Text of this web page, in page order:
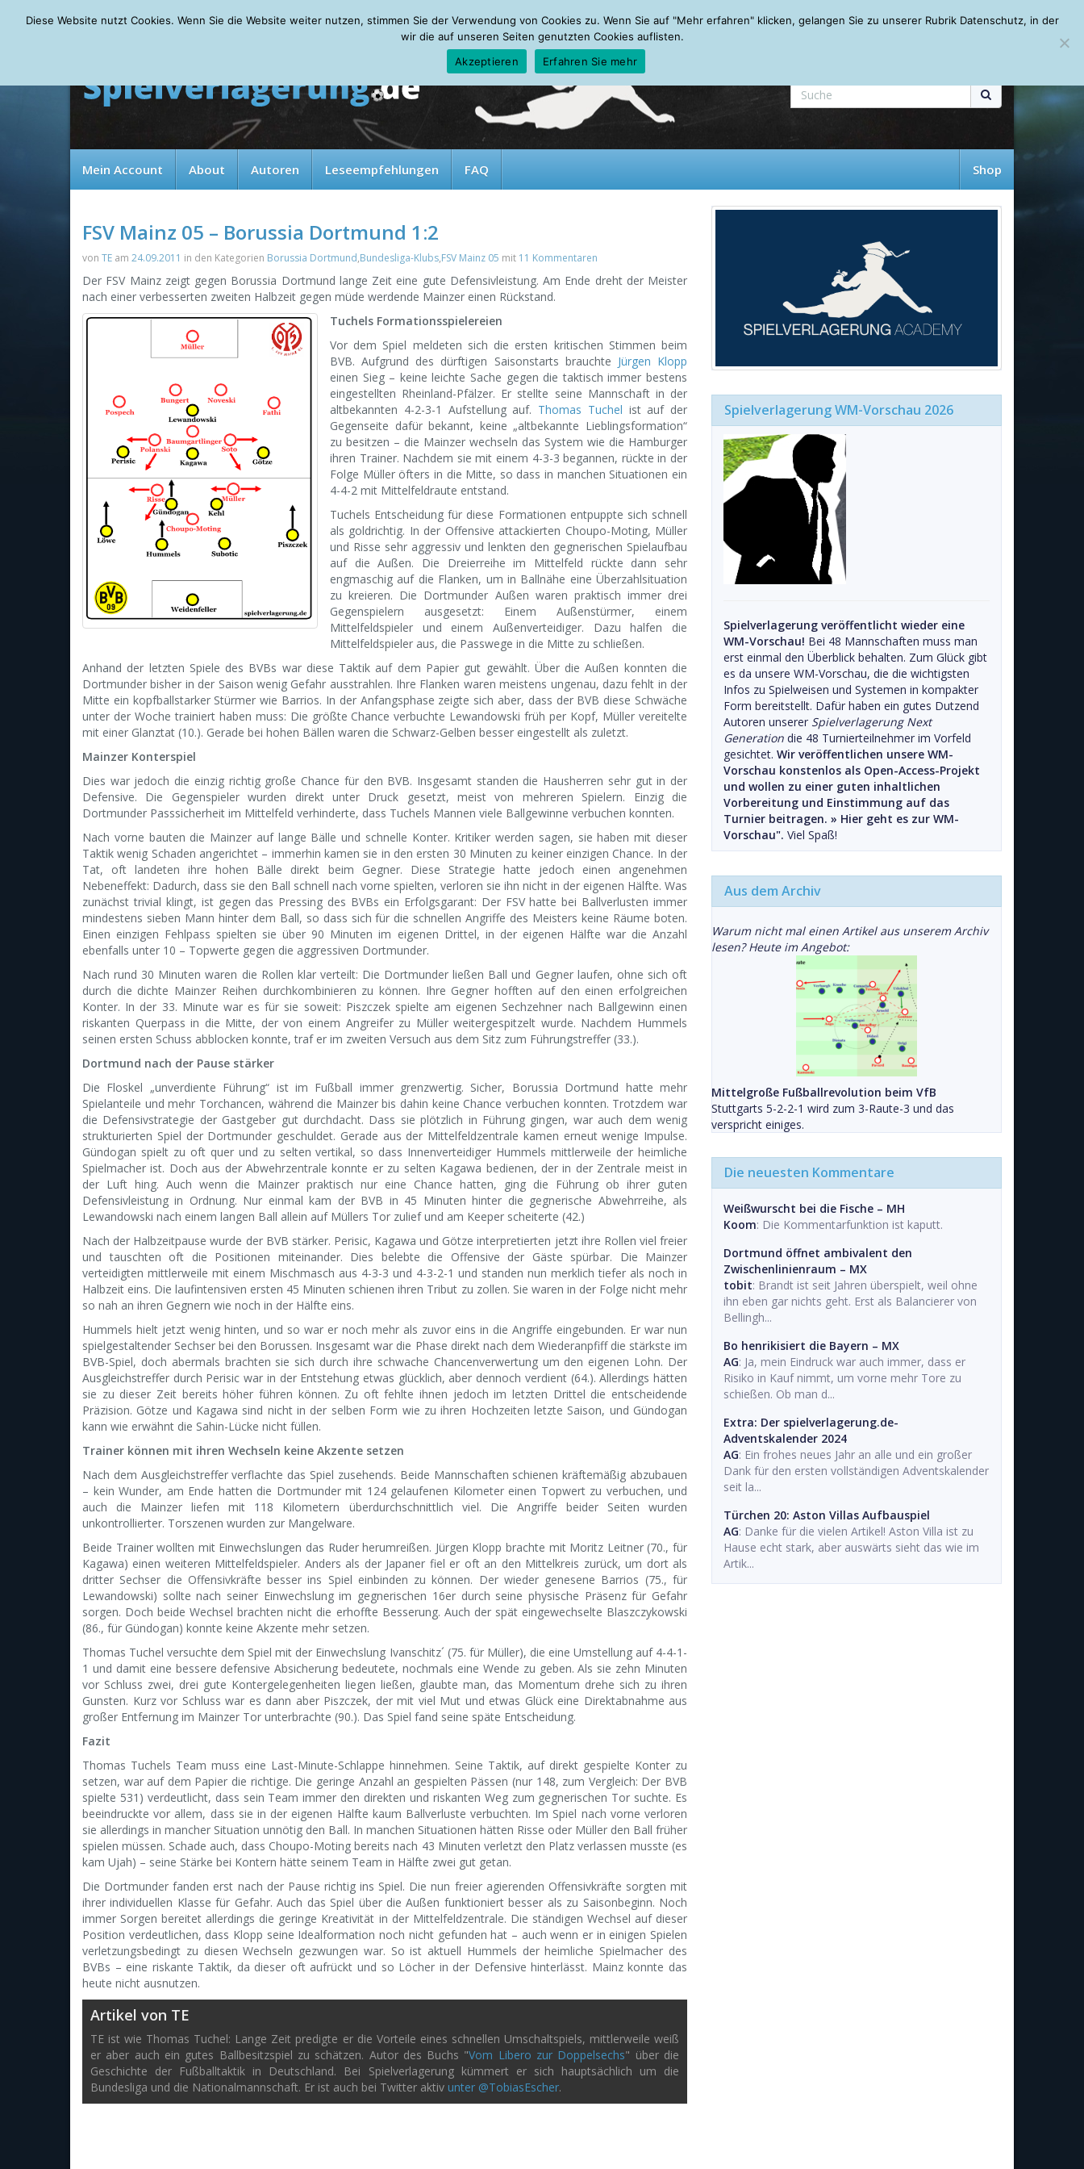
Thursday, 06.08.2026 Mein Account About Autoren Leseempfehlungen FAQ
Mein Account About Autoren Leseempfehlungen FAQ Shop
FSV Mainz 05 – Borussia Dortmund 1:2
von TE am 24.09.2011 in den Kategorien Borussia Dortmund,Bundesliga-Klubs,FSV Mainz 05 mit 11 Kommentaren
Der FSV Mainz zeigt gegen Borussia Dortmund lange Zeit eine gute Defensivleistung. Am Ende dreht der Meister
nach einer verbesserten zweiten Halbzeit gegen müde werdende Mainzer einen Rückstand.
Tuchels Formationsspielereien
Vor dem Spiel meldeten sich die ersten kritischen Stimmen beim
BVB. Aufgrund des dürftigen Saisonstarts brauchte Jürgen Klopp
einen Sieg – keine leichte Sache gegen die taktisch immer bestens
eingestellten Rheinland-Pfälzer. Er stellte seine Mannschaft in der
altbekannten 4-2-3-1 Aufstellung auf. Thomas Tuchel ist auf der
Gegenseite dafür bekannt, keine „altbekannte Lieblingsformation“
zu besitzen – die Mainzer wechseln das System wie die Hamburger
ihren Trainer. Nachdem sie mit einem 4-3-3 begannen, rückte in der
Folge Müller öfters in die Mitte, so dass in manchen Situationen ein
4-4-2 mit Mittelfeldraute entstand.
Tuchels Entscheidung für diese Formationen entpuppte sich schnell
als goldrichtig. In der Offensive attackierten Choupo-Moting, Müller
und Risse sehr aggressiv und lenkten den gegnerischen Spielaufbau
auf die Außen. Die Dreierreihe im Mittelfeld rückte dann sehr
engmaschig auf die Flanken, um in Ballnähe eine Überzahlsituation
zu kreieren. Die Dortmunder Außen waren praktisch immer drei
Gegenspielern ausgesetzt: Einem Außenstürmer, einem
Mittelfeldspieler und einem Außenverteidiger. Dazu halfen die
Mittelfeldspieler aus, die Passwege in die Mitte zu schließen.
Anhand der letzten Spiele des BVBs war diese Taktik auf dem Papier gut gewählt. Über die Außen konnten die
Dortmunder bisher in der Saison wenig Gefahr ausstrahlen. Ihre Flanken waren meistens ungenau, dazu fehlt in der
Mitte ein kopfballstarker Stürmer wie Barrios. In der Anfangsphase zeigte sich aber, dass der BVB diese Schwäche
unter der Woche trainiert haben muss: Die größte Chance verbuchte Lewandowski früh per Kopf, Müller vereitelte
mit einer Glanztat (10.). Gerade bei hohen Bällen waren die Schwarz-Gelben besser eingestellt als zuletzt.
Mainzer Konterspiel
Dies war jedoch die einzig richtig große Chance für den BVB. Insgesamt standen die Hausherren sehr gut in der
Defensive. Die Gegenspieler wurden direkt unter Druck gesetzt, meist von mehreren Spielern. Einzig die
Dortmunder Passsicherheit im Mittelfeld verhinderte, dass Tuchels Mannen viele Ballgewinne verbuchen konnten.
Nach vorne bauten die Mainzer auf lange Bälle und schnelle Konter. Kritiker werden sagen, sie haben mit dieser
Taktik wenig Schaden angerichtet – immerhin kamen sie in den ersten 30 Minuten zu keiner einzigen Chance. In der
Tat, oft landeten ihre hohen Bälle direkt beim Gegner. Diese Strategie hatte jedoch einen angenehmen
Nebeneffekt: Dadurch, dass sie den Ball schnell nach vorne spielten, verloren sie ihn nicht in der eigenen Hälfte. Was
zunächst trivial klingt, ist gegen das Pressing des BVBs ein Erfolgsgarant: Der FSV hatte bei Ballverlusten immer
mindestens sieben Mann hinter dem Ball, so dass sich für die schnellen Angriffe des Meisters keine Räume boten.
Einen einzigen Fehlpass spielten sie über 90 Minuten im eigenen Drittel, in der eigenen Hälfte war die Anzahl
ebenfalls unter 10 – Topwerte gegen die aggressiven Dortmunder.
Nach rund 30 Minuten waren die Rollen klar verteilt: Die Dortmunder ließen Ball und Gegner laufen, ohne sich oft
durch die dichte Mainzer Reihen durchkombinieren zu können. Ihre Gegner hofften auf den einen erfolgreichen
Konter. In der 33. Minute war es für sie soweit: Piszczek spielte am eigenen Sechzehner nach Ballgewinn einen
riskanten Querpass in die Mitte, der von einem Angreifer zu Müller weitergespitzelt wurde. Nachdem Hummels
seinen ersten Schuss abblocken konnte, traf er im zweiten Versuch aus dem Sitz zum Führungstreffer (33.).
Dortmund nach der Pause stärker
Die Floskel „unverdiente Führung“ ist im Fußball immer grenzwertig. Sicher, Borussia Dortmund hatte mehr
Spielanteile und mehr Torchancen, während die Mainzer bis dahin keine Chance verbuchen konnten. Trotzdem war
die Defensivstrategie der Gastgeber gut durchdacht. Dass sie plötzlich in Führung gingen, war auch dem wenig
strukturierten Spiel der Dortmunder geschuldet. Gerade aus der Mittelfeldzentrale kamen erneut wenige Impulse.
Gündogan spielt zu oft quer und zu selten vertikal, so dass Innenverteidiger Hummels mittlerweile der heimliche
Spielmacher ist. Doch aus der Abwehrzentrale konnte er zu selten Kagawa bedienen, der in der Zentrale meist in
der Luft hing. Auch wenn die Mainzer praktisch nur eine Chance hatten, ging die Führung ob ihrer guten
Defensivleistung in Ordnung. Nur einmal kam der BVB in 45 Minuten hinter die gegnerische Abwehrreihe, als
Lewandowski nach einem langen Ball allein auf Müllers Tor zulief und am Keeper scheiterte (42.)
Nach der Halbzeitpause wurde der BVB stärker. Perisic, Kagawa und Götze interpretierten jetzt ihre Rollen viel freier
und tauschten oft die Positionen miteinander. Dies belebte die Offensive der Gäste spürbar. Die Mainzer
verteidigten mittlerweile mit einem Mischmasch aus 4-3-3 und 4-3-2-1 und standen nun merklich tiefer als noch in
Halbzeit eins. Die laufintensiven ersten 45 Minuten schienen ihren Tribut zu zollen. Sie waren in der Folge nicht mehr
so nah an ihren Gegnern wie noch in der Hälfte eins.
Hummels hielt jetzt wenig hinten, und so war er noch mehr als zuvor eins in die Angriffe eingebunden. Er war nun
spielgestaltender Sechser bei den Borussen. Insgesamt war die Phase direkt nach dem Wiederanpfiff die stärkste im
BVB-Spiel, doch abermals brachten sie sich durch ihre schwache Chancenverwertung um den eigenen Lohn. Der
Ausgleichstreffer durch Perisic war in der Entstehung etwas glücklich, aber dennoch verdient (64.). Allerdings hätten
sie zu dieser Zeit bereits höher führen können. Zu oft fehlte ihnen jedoch im letzten Drittel die entscheidende
Präzision. Götze und Kagawa sind nicht in der selben Form wie zu ihren Hochzeiten letzte Saison, und Gündogan
kann wie erwähnt die Sahin-Lücke nicht füllen.
Trainer können mit ihren Wechseln keine Akzente setzen
Nach dem Ausgleichstreffer verflachte das Spiel zusehends. Beide Mannschaften schienen kräftemäßig abzubauen
– kein Wunder, am Ende hatten die Dortmunder mit 124 gelaufenen Kilometer einen Topwert zu verbuchen, und
auch die Mainzer liefen mit 118 Kilometern überdurchschnittlich viel. Die Angriffe beider Seiten wurden
unkontrollierter. Torszenen wurden zur Mangelware.
Beide Trainer wollten mit Einwechslungen das Ruder herumreißen. Jürgen Klopp brachte mit Moritz Leitner (70., für
Kagawa) einen weiteren Mittelfeldspieler. Anders als der Japaner fiel er oft an den Mittelkreis zurück, um dort als
dritter Sechser die Offensivkräfte besser ins Spiel einbinden zu können. Der wieder genesene Barrios (75., für
Lewandowski) sollte nach seiner Einwechslung im gegnerischen 16er durch seine physische Präsenz für Gefahr
sorgen. Doch beide Wechsel brachten nicht die erhoffte Besserung. Auch der spät eingewechselte Blaszczykowski
(86., für Gündogan) konnte keine Akzente mehr setzen.
Thomas Tuchel versuchte dem Spiel mit der Einwechslung Ivanschitz´ (75. für Müller), die eine Umstellung auf 4-4-1-
1 und damit eine bessere defensive Absicherung bedeutete, nochmals eine Wende zu geben. Als sie zehn Minuten
vor Schluss zwei, drei gute Kontergelegenheiten liegen ließen, glaubte man, das Momentum drehe sich zu ihren
Gunsten. Kurz vor Schluss war es dann aber Piszczek, der mit viel Mut und etwas Glück eine Direktabnahme aus
großer Entfernung im Mainzer Tor unterbrachte (90.). Das Spiel fand seine späte Entscheidung.
Fazit
Thomas Tuchels Team muss eine Last-Minute-Schlappe hinnehmen. Seine Taktik, auf direkt gespielte Konter zu
setzen, war auf dem Papier die richtige. Die geringe Anzahl an gespielten Pässen (nur 148, zum Vergleich: Der BVB
spielte 531) verdeutlicht, dass sein Team immer den direkten und riskanten Weg zum gegnerischen Tor suchte. Es
beeindruckte vor allem, dass sie in der eigenen Hälfte kaum Ballverluste verbuchten. Im Spiel nach vorne verloren
sie allerdings in mancher Situation unnötig den Ball. In manchen Situationen hätten Risse oder Müller den Ball früher
spielen müssen. Schade auch, dass Choupo-Moting bereits nach 43 Minuten verletzt den Platz verlassen musste (es
kam Ujah) – seine Stärke bei Kontern hätte seinem Team in Hälfte zwei gut getan.
Die Dortmunder fanden erst nach der Pause richtig ins Spiel. Die nun freier agierenden Offensivkräfte sorgten mit
ihrer individuellen Klasse für Gefahr. Auch das Spiel über die Außen funktioniert besser als zu Saisonbeginn. Noch
immer Sorgen bereitet allerdings die geringe Kreativität in der Mittelfeldzentrale. Die ständigen Wechsel auf dieser
Position verdeutlichen, dass Klopp seine Idealformation noch nicht gefunden hat – auch wenn er in einigen Spielen
verletzungsbedingt zu diesen Wechseln gezwungen war. So ist aktuell Hummels der heimliche Spielmacher des
BVBs – eine riskante Taktik, da dieser oft aufrückt und so Löcher in der Defensive hinterlässt. Mainz konnte das
heute nicht ausnutzen.
Artikel von TE
TE ist wie Thomas Tuchel: Lange Zeit predigte er die Vorteile eines schnellen Umschaltspiels, mittlerweile weiß
er aber auch ein gutes Ballbesitzspiel zu schätzen. Autor des Buchs "Vom Libero zur Doppelsechs" über die
Geschichte der Fußballtaktik in Deutschland. Bei Spielverlagerung kümmert er sich hauptsächlich um die
Bundesliga und die Nationalmannschaft. Er ist auch bei Twitter aktiv unter @TobiasEscher.
Spielverlagerung WM-Vorschau 2026
Spielverlagerung veröffentlicht wieder eine
WM-Vorschau! Bei 48 Mannschaften muss man
erst einmal den Überblick behalten. Zum Glück gibt
es da unsere WM-Vorschau, die die wichtigsten
Infos zu Spielweisen und Systemen in kompakter
Form bereitstellt. Dafür haben ein gutes Dutzend
Autoren unserer Spielverlagerung Next
Generation die 48 Turnierteilnehmer im Vorfeld
gesichtet. Wir veröffentlichen unsere WM-
Vorschau konstenlos als Open-Access-Projekt
und wollen zu einer guten inhaltlichen
Vorbereitung und Einstimmung auf das
Turnier beitragen. » Hier geht es zur WM-
Vorschau". Viel Spaß!
Aus dem Archiv
Warum nicht mal einen Artikel aus unserem Archiv
lesen? Heute im Angebot:
Mittelgroße Fußballrevolution beim VfB
Stuttgarts 5-2-2-1 wird zum 3-Raute-3 und das
verspricht einiges.
Die neuesten Kommentare
Weißwurscht bei die Fische – MH
Koom: Die Kommentarfunktion ist kaputt.
Dortmund öffnet ambivalent den
Zwischenlinienraum – MX
tobit: Brandt ist seit Jahren überspielt, weil ohne
ihn eben gar nichts geht. Erst als Balancierer von
Bellingh...
Bo henrikisiert die Bayern – MX
AG: Ja, mein Eindruck war auch immer, dass er
Risiko in Kauf nimmt, um vorne mehr Tore zu
schießen. Ob man d...
Extra: Der spielverlagerung.de-
Adventskalender 2024
AG: Ein frohes neues Jahr an alle und ein großer
Dank für den ersten vollständigen Adventskalender
seit la...
Türchen 20: Aston Villas Aufbauspiel
AG: Danke für die vielen Artikel! Aston Villa ist zu
Hause echt stark, aber auswärts sieht das wie im
Artik...
Diese Website nutzt Cookies. Wenn Sie die Website weiter nutzen, stimmen Sie der Verwendung von Cookies zu. Wenn Sie auf "Mehr erfahren" klicken, gelangen Sie zu unserer Rubrik Datenschutz, in der
wir die auf unseren Seiten genutzten Cookies auflisten.
Akzeptieren
Erfahren Sie mehr